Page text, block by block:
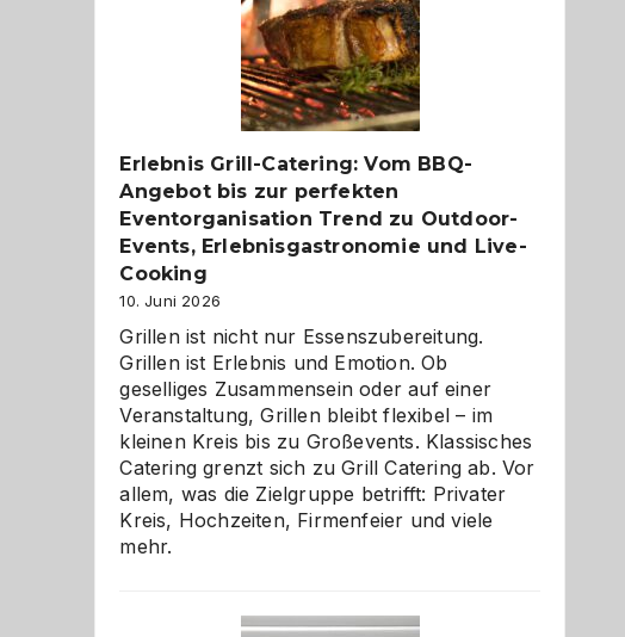
Gelegenheit,
neue
Reiseziele
zu
entdecken
Erlebnis Grill-Catering: Vom BBQ-
Angebot bis zur perfekten
Eventorganisation Trend zu Outdoor-
Events, Erlebnisgastronomie und Live-
Cooking
10. Juni 2026
Grillen ist nicht nur Essenszubereitung.
Grillen ist Erlebnis und Emotion. Ob
geselliges Zusammensein oder auf einer
Veranstaltung, Grillen bleibt flexibel – im
kleinen Kreis bis zu Großevents. Klassisches
Catering grenzt sich zu Grill Catering ab. Vor
allem, was die Zielgruppe betrifft: Privater
Kreis, Hochzeiten, Firmenfeier und viele
mehr.